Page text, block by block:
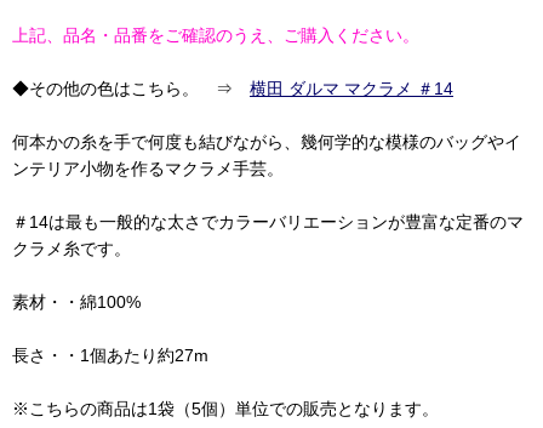
上記、品名・品番をご確認のうえ、ご購入ください。
◆その他の色はこちら。 ⇒ 横田 ダルマ マクラメ ＃14
何本かの糸を手で何度も結びながら、幾何学的な模様のバッグやイ
ンテリア小物を作るマクラメ手芸。
＃14は最も一般的な太さでカラーバリエーションが豊富な定番のマ
クラメ糸です。
素材・・綿100%
長さ・・1個あたり約27m
※こちらの商品は1袋（5個）単位での販売となります。